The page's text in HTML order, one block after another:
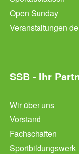
Open Sunday
Veranstaltungen
SSB - Ihr
Wir über uns
Vorstand
Fachschaften
Sportbildungswerk